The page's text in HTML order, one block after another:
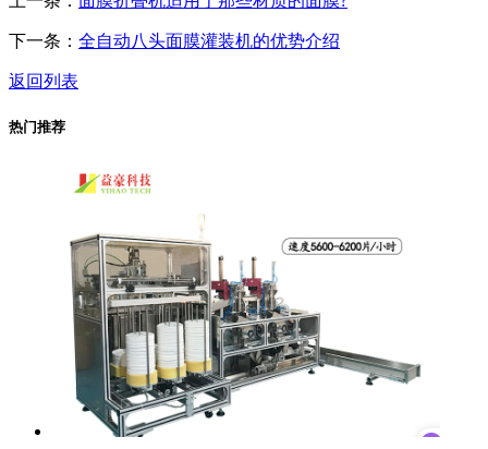
下一条： 全自动八头面膜灌装机的优势介绍
返回列表
热门推荐